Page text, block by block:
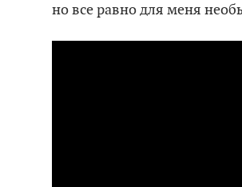
но все равно для меня